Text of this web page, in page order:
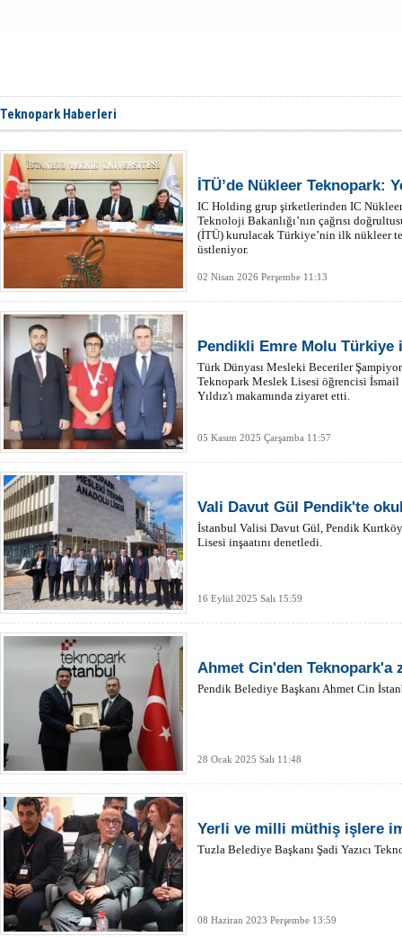
Teknopark Haberleri
İTÜ’de Nükleer Teknopark:
IC Holding grup şirketlerinden IC
Teknoloji Bakanlığı’nın çağrısı
(İTÜ) kurulacak Türkiye’nin ilk nükleer
üstleniyor.
02 Nisan 2026 Perşembe 11:13
Pendikli Emre Molu Türkiye
Türk Dünyası Mesleki Beceriler
Teknopark Meslek Lisesi öğrencisi
Yıldız'ı makamında ziyaret etti.
05 Kasım 2025 Çarşamba 11:57
Vali Davut Gül Pendik'te
İstanbul Valisi Davut Gül, Pendik
Lisesi inşaatını denetledi.
16 Eylül 2025 Salı 15:59
Ahmet Cin'den Teknopark'a
Pendik Belediye Başkanı Ahmet Cin
28 Ocak 2025 Salı 11:48
Yerli ve milli müthiş işlere
Tuzla Belediye Başkanı Şadi Yazıcı
08 Haziran 2023 Perşembe 13:59